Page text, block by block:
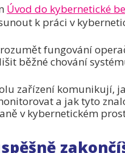
Úvod do kybernetické
k práci v
fungování
běžné chování
zařízení komunikují,
a jak tyto
v kybernetickém